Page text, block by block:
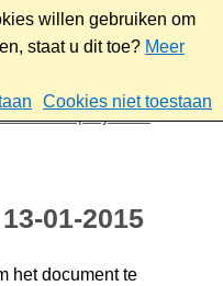
willen gebruiken om
staat u dit toe? Meer
Cookies niet toestaan
en projecten
Brief
01-2015
het document te